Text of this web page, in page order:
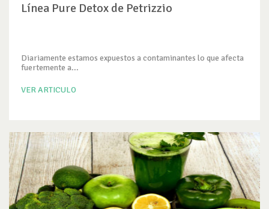
Línea Pure Detox de Petrizzio
Diariamente estamos expuestos a contaminantes lo que afecta
fuertemente a...
VER ARTICULO